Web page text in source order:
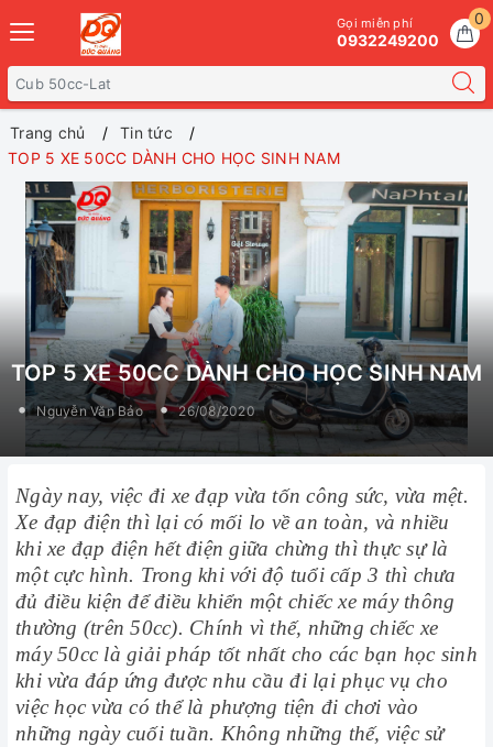
0
Gọi miễn phí
0932249200
Trang chủ
Tin tức
TOP 5 XE 50CC DÀNH CHO HỌC SINH NAM
TOP 5 XE 50CC DÀNH CHO HỌC SINH NAM
Nguyễn Văn Bảo 26/08/2020
Ngày nay, việc đi xe đạp vừa tốn công sức, vừa mệt.
Xe đạp điện thì lại có mối lo về an toàn, và nhiều
khi xe đạp điện hết điện giữa chừng thì thực sự là
một cực hình. Trong khi với độ tuổi cấp 3 thì chưa
đủ điều kiện để điều khiển một chiếc xe máy thông
thường (trên 50cc). Chính vì thế, những chiếc xe
máy 50cc là giải pháp tốt nhất cho các bạn học sinh
khi vừa đáp ứng được nhu cầu đi lại phục vụ cho
việc học vừa có thể là phượng tiện đi chơi vào
những ngày cuối tuần. Không những thế, việc sử